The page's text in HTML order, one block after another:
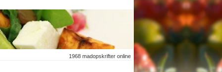
1968 madopskrifter online